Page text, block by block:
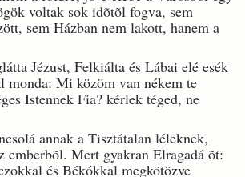
voltak sok idõtõl fogva, sem
sem Házban nem lakott, hanem a
Jézust, Felkiálta és Lábai elé esék
monda: Mi közöm van nékem te
Istennek Fia? kérlek téged, ne
annak a Tisztátalan léleknek,
emberbõl. Mert gyakran Elragadá õt:
és Békókkal megkötözve